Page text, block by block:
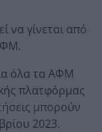
να γίνεται από
όλα τα ΑΦΜ
πλατφόρμας
μπορούν
2023.